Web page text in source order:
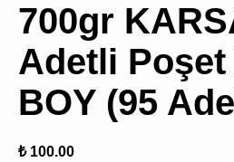
700gr
Adetli Poşet
BOY (95
₺ 100.00